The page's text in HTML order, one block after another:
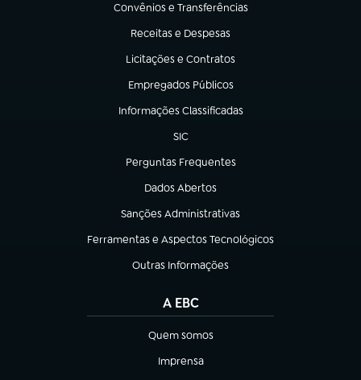
Convênios e Transferências
(abre em nova aba)
Receitas e Despesas
(abre em nova aba)
Licitações e Contratos
(abre em nova aba)
Empregados Públicos
(abre em nova aba)
Informações Classificadas
(abre em nova aba)
SIC
(abre em nova aba)
Perguntas Frequentes
(abre em nova aba)
Dados Abertos
(abre em nova aba)
Sanções Administrativas
(abre em nova aba)
Ferramentas e Aspectos Tecnológicos
(abre em nova aba)
Outras Informações
(abre em nova aba)
A EBC
Quem somos
(abre em nova aba)
Imprensa
(abre em nova aba)